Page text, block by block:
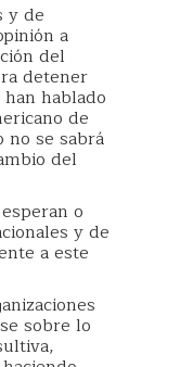
y de
a
del
detener
hablado
de
no se sabrá
del
o
y de
a este
sobre lo